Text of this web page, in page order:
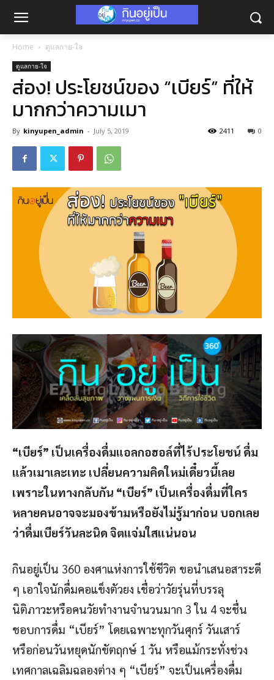
Home ดูแลกาย-ใจ
ดูแลกาย-ใจ
ส่อง! ประโยชน์ของ “เบียร์” ที่ให้
มากกว่าความเมา
By kinyupen_admin - July 5, 2019 0
2411
“เบียร์” เป็นเครื่องดื่มแอลกอฮอล์ที่ไร้ประโยชน์ ดื่ม
แล้วเมาเละเทะ เปลี่ยนความคิดใหม่เดี๋ยวนี้เลย
เพราะในทางกลับกัน “เบียร์” เป็นเครื่องดื่มที่ใคร
หลายคนอาจจะมองข้ามหรือยังไม่รู้มาก่อน บอกเลย
ว่าดื่มเบียร์วันละนิด จิตแจ่มใสแน่นอน
กินอยู่เป็น 360 องศาแห่งการใช้ชีวิต ขอนำเสนอสาระดี
ๆ เอาใจนักดื่มคอแข็งตัวยง เชื่อว่าวัยรุ่นที่บรรลุ
นิติภาวะหรือคนวัยทำงานจำนวนมาก 3 ใน 4 จะชื่น
ชอบการดื่ม “เบียร์” โดยเฉพาะทุกวันศุกร์ วันเสาร์
หรือก่อนวันหยุดนักขัตฤกษ์ 1 วัน หรือแม้กระทั่งช่วง
เทศกาลเฉลิมฉลองต่าง ๆ “เบียร์” จะเป็นเครื่องดื่ม